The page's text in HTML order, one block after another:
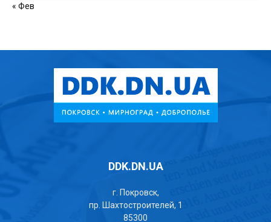
« Фев
DDK.DN.UA
г. Покровск,
пр. Шахтостроителей, 1
85300